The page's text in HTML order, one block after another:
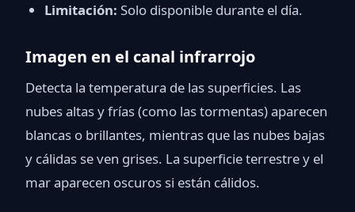
Limitación: Solo disponible durante el día.
Imagen en el canal infrarrojo
Detecta la temperatura de las superficies. Las
nubes altas y frías (como las tormentas) aparecen
blancas o brillantes, mientras que las nubes bajas
y cálidas se ven grises. La superficie terrestre y el
mar aparecen oscuros si están cálidos.